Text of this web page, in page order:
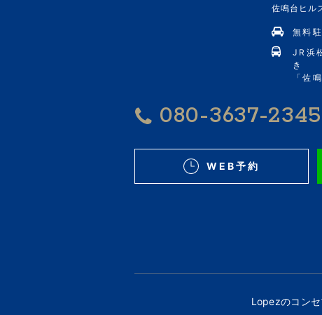
佐鳴台ヒル
無料
JR浜
き
「佐
080-3637-2345
WEB予約
Lopezのコンセ